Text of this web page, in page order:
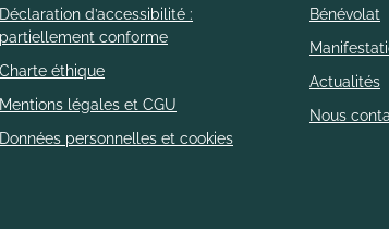
Déclaration d’accessibilité :
partiellement conforme
Charte éthique
Mentions légales et CGU
Données personnelles et cookies
Bénévolat
Actualités
Nous